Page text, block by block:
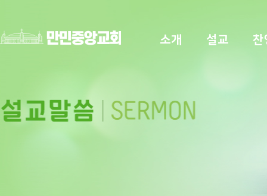
소개 설교 찬